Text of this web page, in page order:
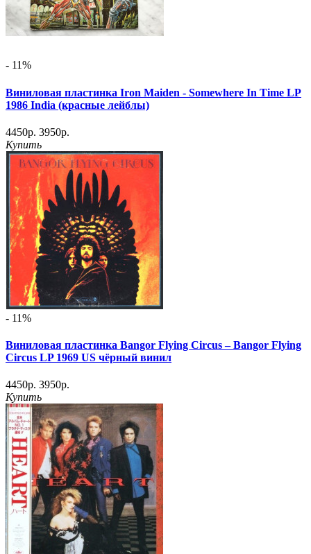
- 11%
Виниловая пластинка Iron Maiden - Somewhere In Time LP
1986 India (красные лейблы)
4450р. 3950р.
Купить
- 11%
Виниловая пластинка Bangor Flying Circus – Bangor Flying
Circus LP 1969 US чёрный винил
4450р. 3950р.
Купить